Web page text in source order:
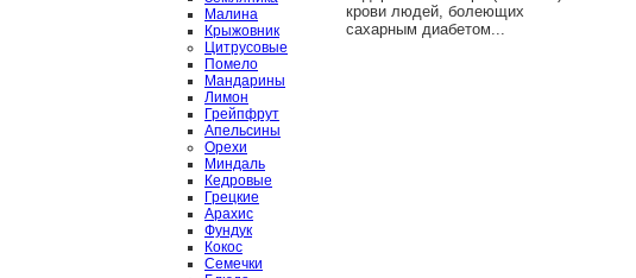
Малина
Крыжовник
Цитрусовые
Помело
Мандарины
Лимон
Грейпфрут
Апельсины
Орехи
Миндаль
Кедровые
Грецкие
Арахис
Фундук
Кокос
Семечки
крови людей, болеющих
сахарным диабетом...